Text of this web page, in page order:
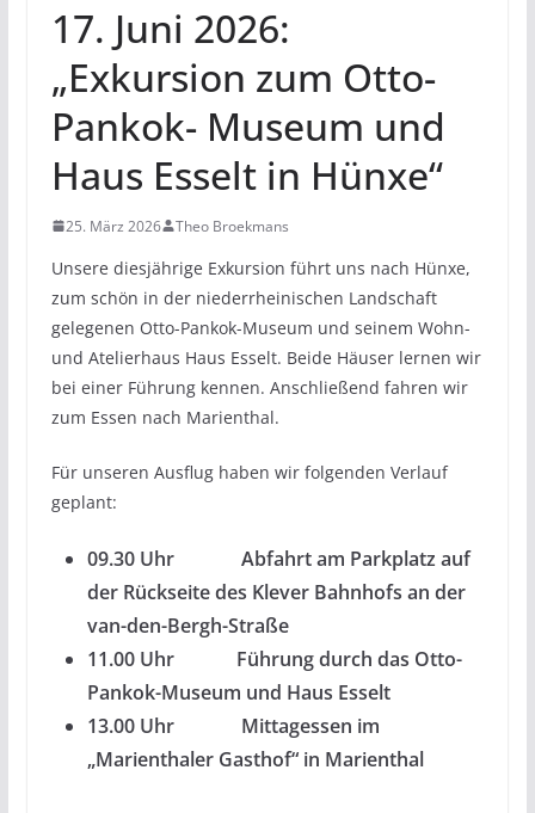
17. Juni 2026:
„Exkursion zum Otto-
Pankok- Museum und
Haus Esselt in Hünxe“
25. März 2026 Theo Broekmans
Unsere diesjährige Exkursion führt uns nach Hünxe,
zum schön in der niederrheinischen Landschaft
gelegenen Otto-Pankok-Museum und seinem Wohn-
und Atelierhaus Haus Esselt. Beide Häuser lernen wir
bei einer Führung kennen. Anschließend fahren wir
zum Essen nach Marienthal.
Für unseren Ausflug haben wir folgenden Verlauf
geplant:
09.30 Uhr Abfahrt am Parkplatz auf
der Rückseite des Klever Bahnhofs an der
van-den-Bergh-Straße
11.00 Uhr Führung durch das Otto-
Pankok-Museum und Haus Esselt
13.00 Uhr Mittagessen im
„Marienthaler Gasthof“ in Marienthal